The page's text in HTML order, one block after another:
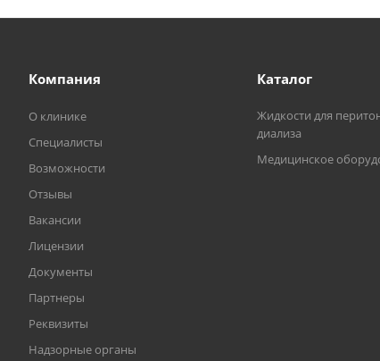
Компания
О клинике
Специалисты
Возможности
Отзывы
Вакансии
Лицензии
Документы
Партнеры
Реквизиты
Надзорные органы
Каталог
Жидкости для
диализа
Медицинское